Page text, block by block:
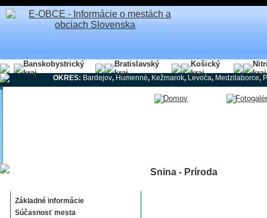
Banskobystrický
kraj
Bratislavský
kraj
Košický
kraj
kraj
OKRES: Bardejov,Humenné, Kežmarok, Levoča, Medzilaborce,
Základné informácie
Súčasnosť mesta
Snina - Príroda